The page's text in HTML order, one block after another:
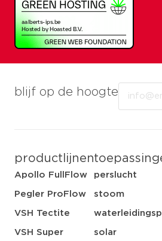
blijf op de hoogte
productlijnen
Apollo FullFlow
Pegler ProFlow
VSH Tectite
VSH Super
perslucht
stoom
solar